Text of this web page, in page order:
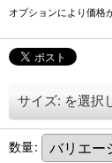
オプションにより価格
サイズ: を選択
数量: